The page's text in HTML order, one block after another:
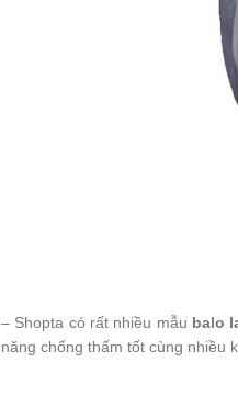
– Shopta có rất nhiều mẫu balo
năng chống thấm tốt cùng nhiều